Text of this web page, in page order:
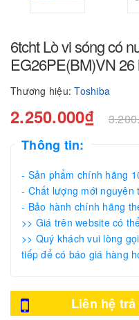
6tcht Lò vi sóng có
EG26PE(BM)VN 26
Thương hiệu: Toshiba
2.250.000₫
Thông tin:
- Sản phẩm chính hãng
- Chất lượng mới nguyên
- Bảo hành chính hãng
>> Giá trên website có
>> Quý khách vui lòng
tiếp để có báo giá hàng
Liên hệ